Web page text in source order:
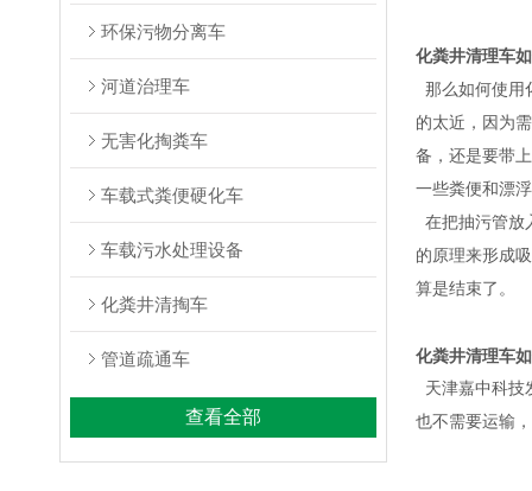
环保污物分离车
河道治理车
无害化掏粪车
车载式粪便硬化车
车载污水处理设备
化粪井清掏车
管道疏通车
查看全部
化粪井清理车
那么如何使用
的太近，因为
备，还是要带
一些粪便和漂
在把抽污管放
的原理来形成
算是结束了。
化粪井清理车
天津嘉中科技
也不需要运输